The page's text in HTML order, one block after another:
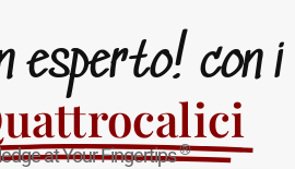
Vino
esperto! con i
at Your Fingertips®